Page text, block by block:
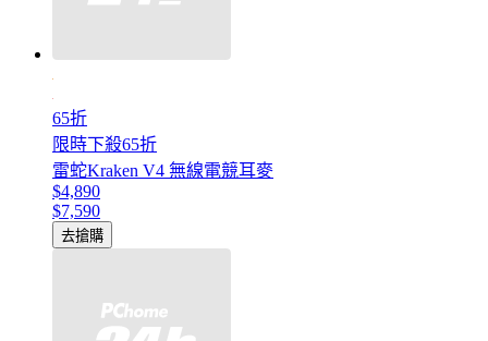
65折
限時下殺65折
雷蛇Kraken V4 無線電競耳麥
$4,890
$7,590
去搶購